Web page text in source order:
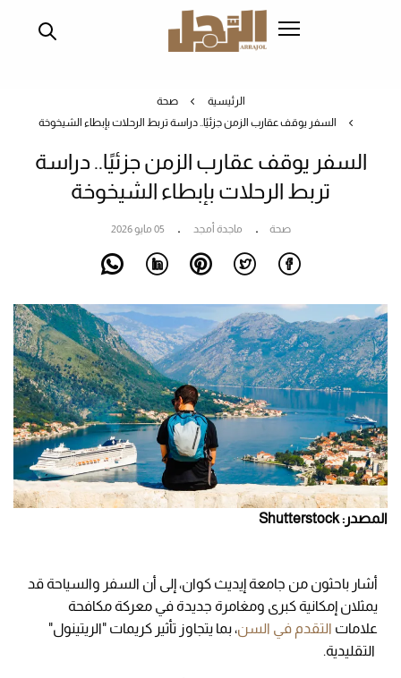
الرئيسية
صحة
السفر يوقف عقارب الزمن جزئيًا.. دراسة تربط الرحلات بإبطاء الشيخوخة
السفر يوقف عقارب الزمن جزئيًا.. دراسة
تربط الرحلات بإبطاء الشيخوخة
صحة ماجدة أمجد 05 مايو 2026
المصدر: Shutterstock
أشار باحثون من جامعة إيديث كوان، إلى أن السفر والسياحة قد
يمثلان إمكانية كبرى ومغامرة جديدة في معركة مكافحة
علامات التقدم في السن، بما يتجاوز تأثير كريمات "الريتينول"
التقليدية.